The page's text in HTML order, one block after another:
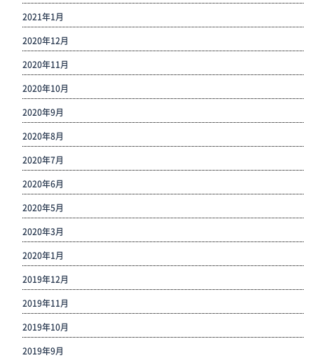
2021年1月
2020年12月
2020年11月
2020年10月
2020年9月
2020年8月
2020年7月
2020年6月
2020年5月
2020年3月
2020年1月
2019年12月
2019年11月
2019年10月
2019年9月